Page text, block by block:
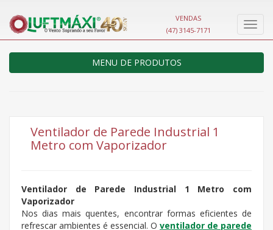
VENDAS
(47) 3145-7171
MENU DE PRODUTOS
Ventilador de Parede Industrial 1
Metro com Vaporizador
Ventilador de Parede Industrial 1 Metro com
Vaporizador
Nos dias mais quentes, encontrar formas eficientes de
refrescar ambientes é essencial. O ventilador de parede